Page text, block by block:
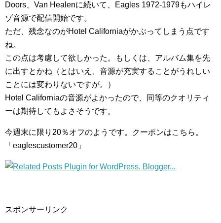
Doors、Van Healenに続いて、Eagles 1972-1979もハイレ
ゾ音源で配信開始です。
ただ、残念なのがHotel Californiaがかぶってしまう点です
ね。
この点は考慮して欲しかった。もしくは、アルバム集を先
に出すとかね（とはいえ、音源が充実することがうれしい
ことには変わりないですが。）
Hotel Californiaの音源がよかったので、同等のクオリティ
ーは期待してもよさそうです。
今週末に限り20％オフのようです。クーポンはこちら。
「eaglescustomer20」
スポンサーリンク